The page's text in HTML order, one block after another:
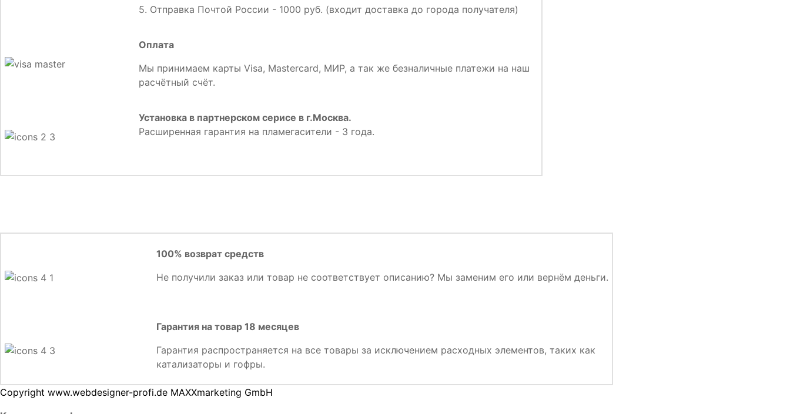
5. Отправка Почтой России - 1000 руб. (входит доставка до города получателя)
Оплата
Мы принимаем карты Visa, Mastercard, МИР, а так же безналичные платежи на наш
расчётный счёт.
Установка в партнерском серисе в г.Москва.
Расширенная гарантия на пламегасители - 3 года.
100% возврат средств
Не получили заказ или товар не соответствует описанию? Мы заменим его или вернём деньги.
Гарантия на товар 18 месяцев
Гарантия распространяется на все товары за исключением расходных элементов, таких как
катализаторы и гофры.
Copyright www.webdesigner-profi.de MAXXmarketing GmbH